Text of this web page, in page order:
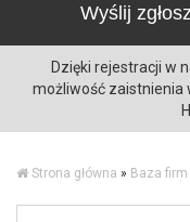
Wyślij
Dzięki rejestracji w
możliwość zaistnienia
Strona główna » Baza firm